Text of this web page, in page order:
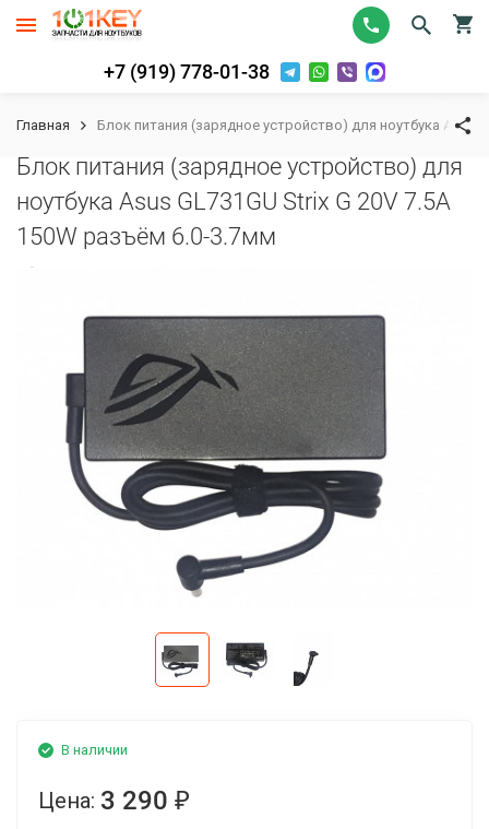
+7 (919) 778-01-38
Главная Блок питания (зарядное устройство) для ноутбука Asus
Блок питания (зарядное устройство) для
ноутбука Asus GL731GU Strix G 20V 7.5A
150W разъём 6.0-3.7мм
В наличии
Цена: 3 290 ₽